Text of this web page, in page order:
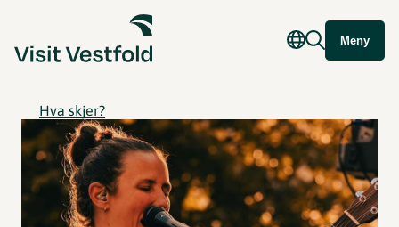
Meny
Hva skjer?